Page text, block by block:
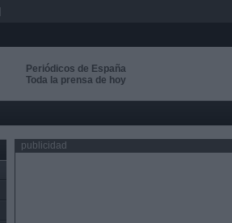
Periódicos de España
Toda la prensa de hoy
publicidad